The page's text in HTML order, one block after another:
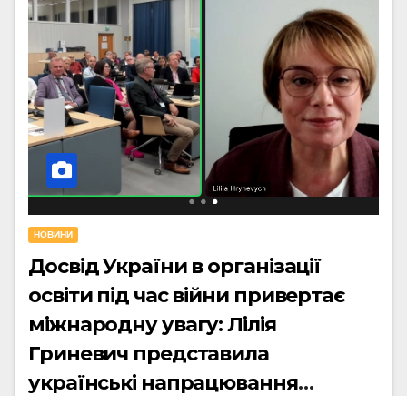
НОВИНИ
Досвід України в організації
освіти під час війни привертає
міжнародну увагу: Лілія
Гриневич представила
українські напрацювання